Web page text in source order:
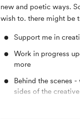
new and poetic ways.
wish to. there might be
Support me in
Work in progress
more
Behind the scenes
sides of the
Be a part of the